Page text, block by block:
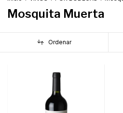
Mosquita Muerta
Ordenar